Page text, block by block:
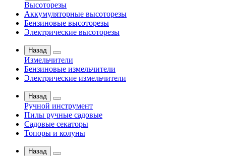
Высоторезы
Аккумуляторные высоторезы
Бензиновые высоторезы
Электрические высоторезы
Назад
Измельчители
Бензиновые измельчители
Электрические измельчители
Назад
Ручной инструмент
Пилы ручные садовые
Садовые секаторы
Топоры и колуны
Назад